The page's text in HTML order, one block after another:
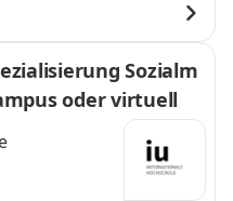
Sozialm
oder virtuell